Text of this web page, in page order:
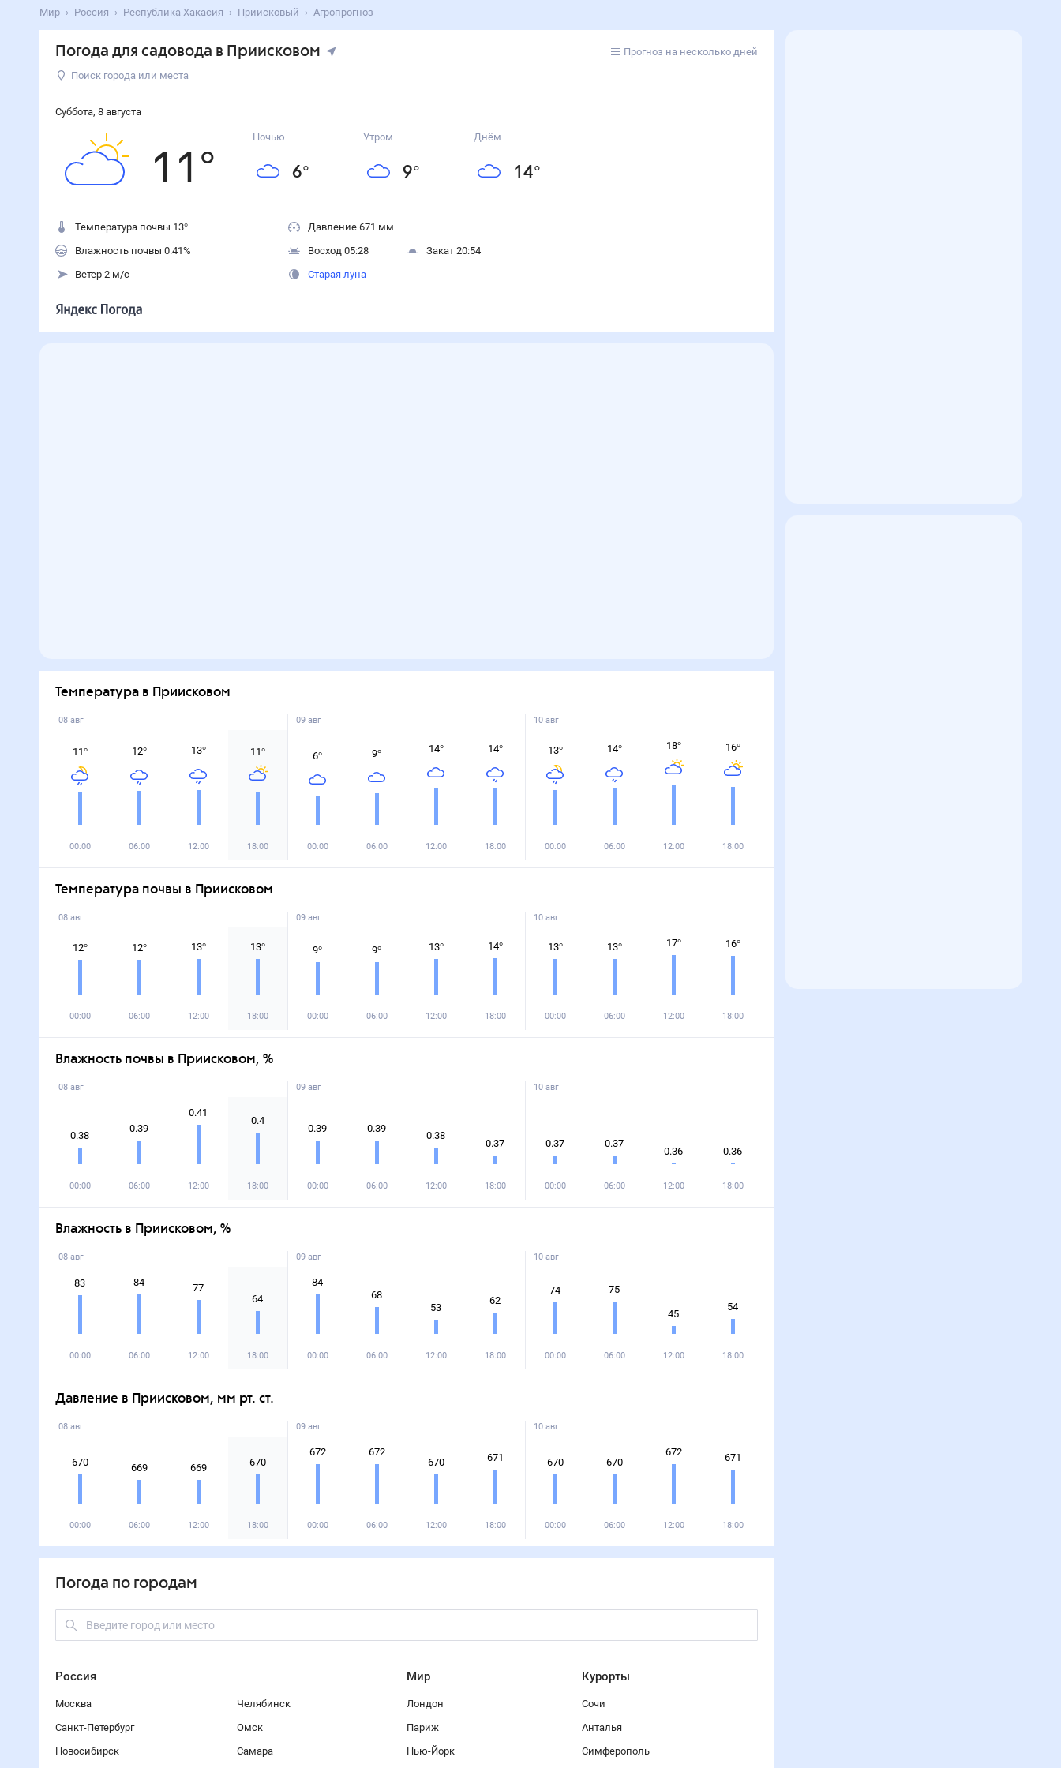
Мир Россия Республика Хакасия Приисковый Агропрогноз
Погода для садовода в Приисковом
Прогноз на несколько дней
Поиск города или места
Суббота, 8 августа
11 °
Ночью
6°
Утром
9°
Днём
14°
Температура почвы 13°
Влажность почвы 0.41%
Ветер 2 м/с
Давление 671 мм
Восход 05:28
Закат 20:54
Старая луна
Температура в Приисковом
08 авг
11°
00:00
12°
06:00
13°
12:00
11°
18:00
09 авг
6°
00:00
9°
06:00
14°
12:00
14°
18:00
10 авг
13°
00:00
14°
06:00
18°
12:00
16°
18:00
Температура почвы в Приисковом
08 авг
12°
00:00
12°
06:00
13°
12:00
13°
18:00
09 авг
9°
00:00
9°
06:00
13°
12:00
14°
18:00
10 авг
13°
00:00
13°
06:00
17°
12:00
16°
18:00
Влажность почвы в Приисковом, %
08 авг
0.38
00:00
0.39
06:00
0.41
12:00
0.4
18:00
09 авг
0.39
00:00
0.39
06:00
0.38
12:00
0.37
18:00
10 авг
0.37
00:00
0.37
06:00
0.36
12:00
0.36
18:00
Влажность в Приисковом, %
08 авг
83
00:00
84
06:00
77
12:00
64
18:00
09 авг
84
00:00
68
06:00
53
12:00
62
18:00
10 авг
74
00:00
75
06:00
45
12:00
54
18:00
Давление в Приисковом, мм рт. ст.
08 авг
670
00:00
669
06:00
669
12:00
670
18:00
09 авг
672
00:00
672
06:00
670
12:00
671
18:00
10 авг
670
00:00
670
06:00
672
12:00
671
18:00
Погода по городам
Россия
Москва
Санкт-Петербург
Новосибирск
Челябинск
Омск
Самара
Мир
Лондон
Париж
Нью-Йорк
Курорты
Сочи
Анталья
Симферополь